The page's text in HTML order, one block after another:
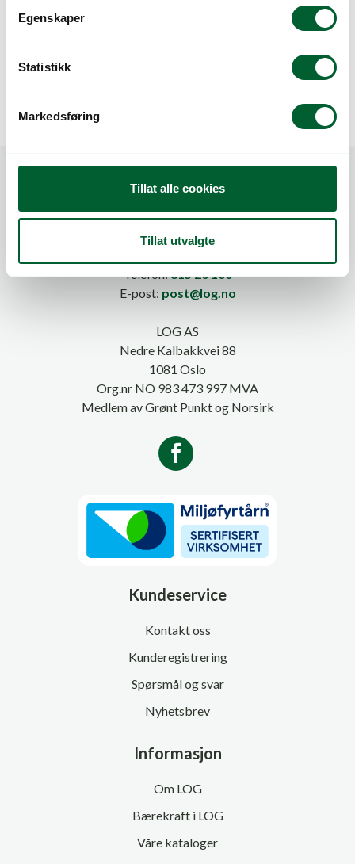
Egenskaper
Statistikk
Markedsføring
Tillat alle cookies
Tillat utvalgte
FUCHSIA BELLA
FUCHSIA BELLA
Telefon:815 20 100
E-post: post@log.no
LOG AS
Nedre Kalbakkvei 88
1081 Oslo
Org.nr NO 983 473 997 MVA
Medlem av Grønt Punkt og Norsirk
Kundeservice
Kontakt oss
Kunderegistrering
Spørsmål og svar
Nyhetsbrev
Informasjon
Om LOG
Bærekraft i LOG
Våre kataloger